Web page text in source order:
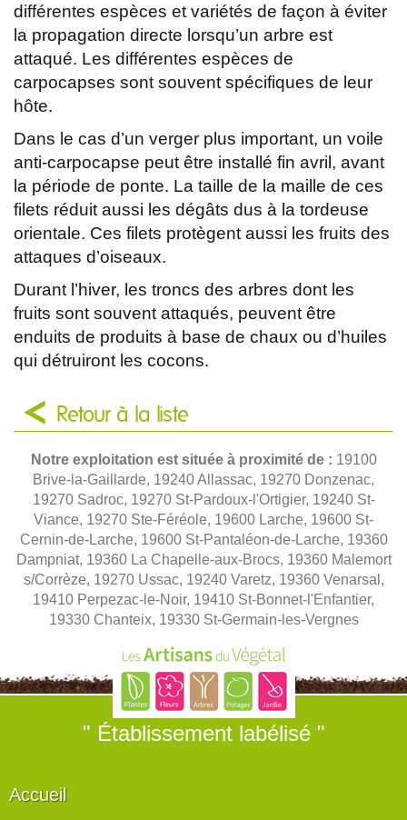
différentes espèces et variétés de façon à éviter
la propagation directe lorsqu’un arbre est
attaqué. Les différentes espèces de
carpocapses sont souvent spécifiques de leur
hôte.
Dans le cas d’un verger plus important, un voile
anti-carpocapse peut être installé fin avril, avant
la période de ponte. La taille de la maille de ces
filets réduit aussi les dégâts dus à la tordeuse
orientale. Ces filets protègent aussi les fruits des
attaques d’oiseaux.
Durant l’hiver, les troncs des arbres dont les
fruits sont souvent attaqués, peuvent être
enduits de produits à base de chaux ou d’huiles
qui détruiront les cocons.
Retour à la liste
Notre exploitation est située à proximité de : 19100
Brive-la-Gaillarde, 19240 Allassac, 19270 Donzenac,
19270 Sadroc, 19270 St-Pardoux-l'Ortigier, 19240 St-
Viance, 19270 Ste-Féréole, 19600 Larche, 19600 St-
Cernin-de-Larche, 19600 St-Pantaléon-de-Larche, 19360
Dampniat, 19360 La Chapelle-aux-Brocs, 19360 Malemort
s/Corrèze, 19270 Ussac, 19240 Varetz, 19360 Venarsal,
19410 Perpezac-le-Noir, 19410 St-Bonnet-l'Enfantier,
19330 Chanteix, 19330 St-Germain-les-Vergnes
" Établissement labélisé "
Accueil